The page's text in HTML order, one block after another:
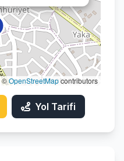
©OpenStreetMapcontributors
Yol Tarifi